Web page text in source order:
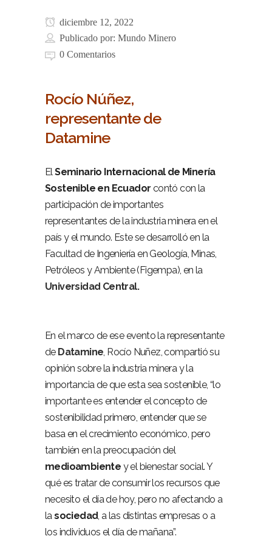
diciembre 12, 2022
Publicado por: Mundo Minero
0 Comentarios
Rocío Núñez,
representante de
Datamine
ElSeminario Internacional de Minería
Sostenible en Ecuador contó con la
participación de importantes
representantes de la industria minera en el
país y el mundo. Este se desarrolló en la
Facultad de Ingeniería en Geología, Minas,
Petróleos y Ambiente (Figempa), en la
Universidad Central.
En el marco de ese evento la representante
de Datamine, Rocío Nuñez, compartió su
opinión sobre la industria minera y la
importancia de que esta sea sostenible, “lo
importante es entender el concepto de
sostenibilidad primero, entender que se
basa en el crecimiento económico, pero
también en la preocupación del
medioambiente y el bienestar social. Y
qué es tratar de consumir los recursos que
necesito el día de hoy, pero no afectando a
lasociedad, a las distintas empresas o a
los individuos el día de mañana”.